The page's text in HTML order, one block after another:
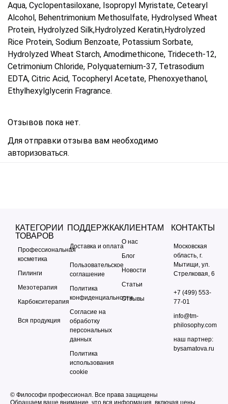
Aqua, Cyclopentasiloxane, Isopropyl Myristate, Cetearyl
Alcohol, Behentrimonium Methosulfate, Hydrolysed Wheat
Protein, Hydrolyzed Silk,Hydrolyzed Keratin,Hydrolyzed
Rice Protein, Sodium Benzoate, Potassium Sorbate,
Hydrolyzed Wheat Starch, Amodimethicone, Trideceth-12,
Cetrimonium Chloride, Polyquaternium-37, Tetrasodium
EDTA, Citric Acid, Tocopheryl Acetate, Phenoxyethanol,
Ethylhexylglycerin Fragrance.
Отзывов пока нет.
Для отправки отзыва вам необходимо
авторизоваться.
КАТЕГОРИИ
ТОВАРОВ
Профессиональная
косметика
Пилинги
Мезотерапия
Карбокситерапия
Вся продукция
ПОДДЕРЖКА
Доставка и оплата
Пользовательское
соглашение
Политика
конфиденциальности
Согласие на
обработку
персональных
данных
Политика
использования
cookie
КЛИЕНТАМ
О нас
Блог
Новости
Статьи
Отзывы
КОНТАКТЫ
Московская
область, г.
Мытищи, ул.
Стрелковая, 6
+7 (499) 553-
77-01
info@tm-
philosophy.com
наш партнер:
bysamatova.ru
© Философи профессионал. Все права защищены